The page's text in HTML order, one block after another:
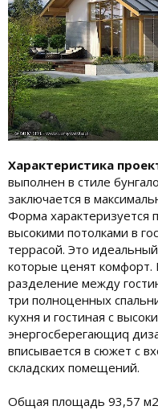
Характеристика
выполнен в стиле
заключается в
Форма характеризуется
высокими потолками в
террасой. Это
которые ценят комфорт.
разделение между
три полноценных
кухня и гостиная с
энергосберегающиq
вписывается в сюжет с
складских помещений.
Общая площадь 93,57 м2